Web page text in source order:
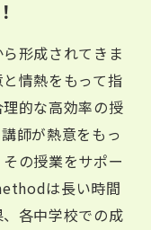
形成されてきま
情熱をもって指
的な高効率の授
師が熱意をもっ
の授業をサポー
は長い時間
各中学校での成